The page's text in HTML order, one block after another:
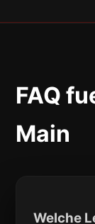
FAQ
Main
Welche